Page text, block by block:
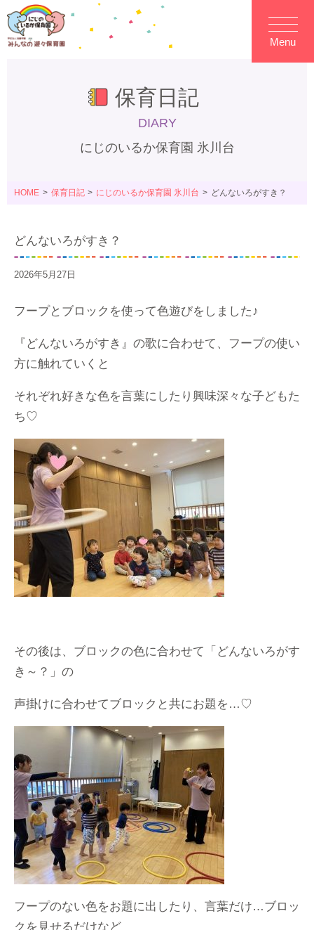
Menu
保育日記
DIARY
にじのいるか保育園 氷川台
HOME 保育日記 にじのいるか保育園 氷川台 どんないろがすき？
どんないろがすき？
2026年5月27日
フープとブロックを使って色遊びをしました♪
『どんないろがすき』の歌に合わせて、フープの使い
方に触れていくと
それぞれ好きな色を言葉にしたり興味深々な子どもた
ち♡
その後は、ブロックの色に合わせて「どんないろがす
き～？」の
声掛けに合わせてブロックと共にお題を…♡
フープのない色をお題に出したり、言葉だけ…ブロッ
クを見せるだけなど